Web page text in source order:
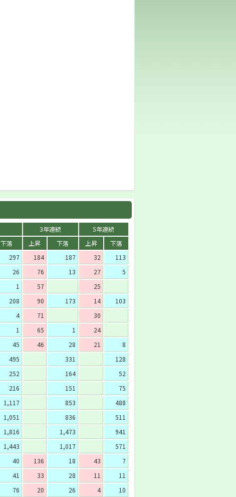
3年連続
5年連続
下落 上昇 下落 上昇
下落
297 184 187 32
113
26 76 13 27
5
1 57
25
208 90 173 14
103
4 71
30
1 65 1
24
45 46 28 21
8
495 331
128
252 164
52
216 151
75
1,117 853
488
1,051 836
511
1,816 1,473
941
1,443 1,017
571
40 136 18 43
7
41 33 28 11
11
76 20 26 4
10